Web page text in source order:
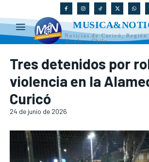
Noticias de Curicó, Región
Maule y Chile
Tres detenidos por
violencia en la
Curicó
24 de junio de 2026